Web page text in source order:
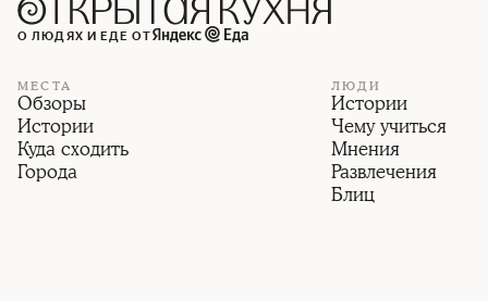
О ЛЮДЯХ И ЕДЕ ОТ
МЕСТА
Обзоры
Истории
Куда сходить
Города
ЛЮДИ
Истории
Чему учиться
Мнения
Развлечения
Блиц